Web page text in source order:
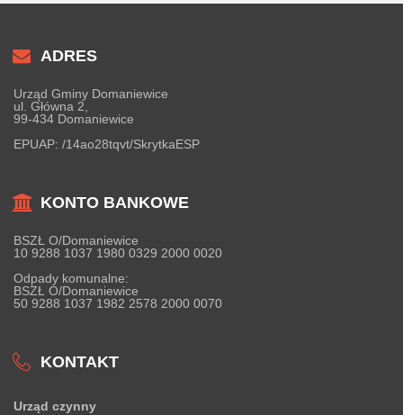
ADRES
Urząd Gminy Domaniewice
ul. Główna 2,
99-434 Domaniewice
EPUAP: /14ao28tqvt/SkrytkaESP
KONTO BANKOWE
BSZŁ O/Domaniewice
10 9288 1037 1980 0329 2000 0020
Odpady komunalne:
BSZŁ O/Domaniewice
50 9288 1037 1982 2578 2000 0070
KONTAKT
Urząd czynny